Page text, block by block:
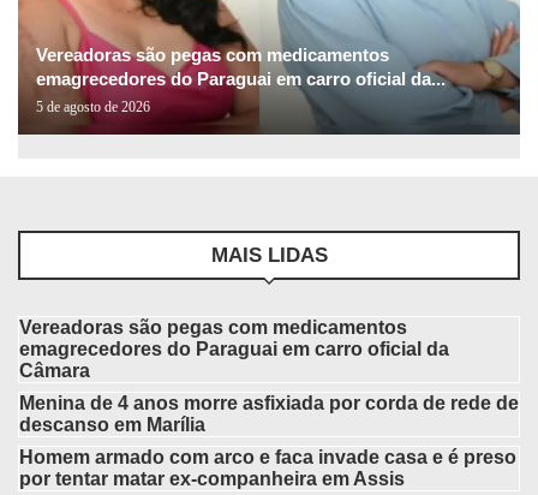
Vereadoras são pegas com medicamentos
emagrecedores do Paraguai em carro oficial da...
5 de agosto de 2026
MAIS LIDAS
Vereadoras são pegas com medicamentos
emagrecedores do Paraguai em carro oficial da
Câmara
Menina de 4 anos morre asfixiada por corda de rede de
descanso em Marília
Homem armado com arco e faca invade casa e é preso
por tentar matar ex-companheira em Assis